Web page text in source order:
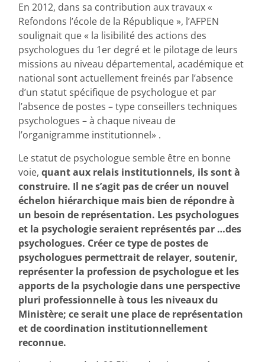
En 2012, dans sa contribution aux travaux «
Refondons l’école de la République », l’AFPEN
soulignait que « la lisibilité des actions des
psychologues du 1er degré et le pilotage de leurs
missions au niveau départemental, académique et
national sont actuellement freinés par l’absence
d’un statut spécifique de psychologue et par
l’absence de postes – type conseillers techniques
psychologues – à chaque niveau de
l’organigramme institutionnel» .
Le statut de psychologue semble être en bonne
voie,quant aux relais institutionnels, ils sont à
construire. Il ne s’agit pas de créer un nouvel
échelon hiérarchique mais bien de répondre à
un besoin de représentation. Les psychologues
et la psychologie seraient représentés par …des
psychologues. Créer ce type de postes de
psychologues permettrait de relayer, soutenir,
représenter la profession de psychologue et les
apports de la psychologie dans une perspective
pluri professionnelle à tous les niveaux du
Ministère; ce serait une place de représentation
et de coordination institutionnellement
reconnue.